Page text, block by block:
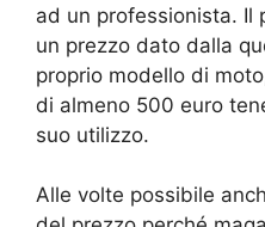
ad un professionista. Il
un prezzo dato dalla
proprio modello di
di almeno 500 euro
suo utilizzo.
Alle volte possibile